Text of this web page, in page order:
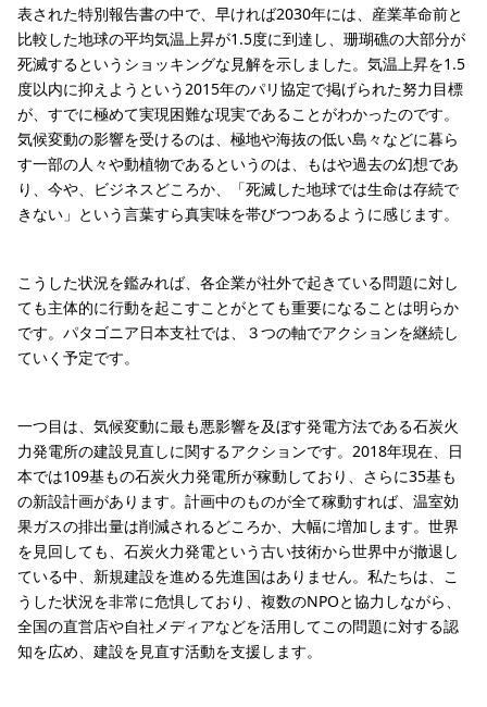
表された特別報告書の中で、早ければ2030年には、産業革命前と
比較した地球の平均気温上昇が1.5度に到達し、珊瑚礁の大部分が
死滅するというショッキングな見解を示しました。気温上昇を1.5
度以内に抑えようという2015年のパリ協定で掲げられた努力目標
が、すでに極めて実現困難な現実であることがわかったのです。
気候変動の影響を受けるのは、極地や海抜の低い島々などに暮ら
す一部の人々や動植物であるというのは、もはや過去の幻想であ
り、今や、ビジネスどころか、「死滅した地球では生命は存続で
きない」という言葉すら真実味を帯びつつあるように感じます。
こうした状況を鑑みれば、各企業が社外で起きている問題に対し
ても主体的に行動を起こすことがとても重要になることは明らか
です。パタゴニア日本支社では、３つの軸でアクションを継続し
ていく予定です。
一つ目は、気候変動に最も悪影響を及ぼす発電方法である石炭火
力発電所の建設見直しに関するアクションです。2018年現在、日
本では109基もの石炭火力発電所が稼動しており、さらに35基も
の新設計画があります。計画中のものが全て稼動すれば、温室効
果ガスの排出量は削減されるどころか、大幅に増加します。世界
を見回しても、石炭火力発電という古い技術から世界中が撤退し
ている中、新規建設を進める先進国はありません。私たちは、こ
うした状況を非常に危惧しており、複数のNPOと協力しながら、
全国の直営店や自社メディアなどを活用してこの問題に対する認
知を広め、建設を見直す活動を支援します。